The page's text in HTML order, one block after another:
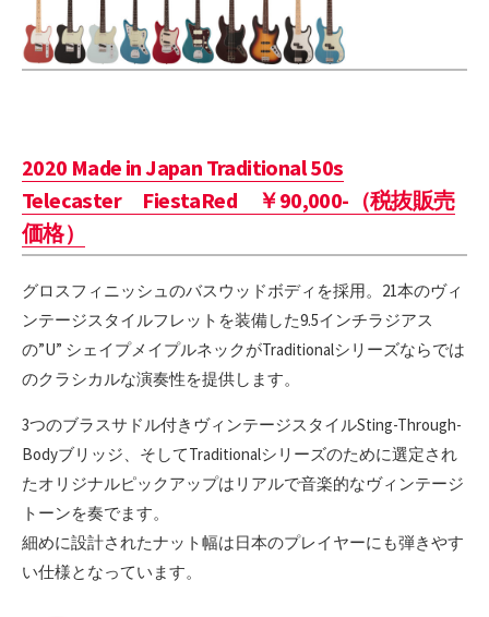
2020 Made in Japan Traditional 50s
Telecaster FiestaRed ￥90,000-（税抜販売
価格）
グロスフィニッシュのバスウッドボディを採用。21本のヴィ
ンテージスタイルフレットを装備した9.5インチラジアス
の”U” シェイプメイプルネックがTraditionalシリーズならでは
のクラシカルな演奏性を提供します。
3つのブラスサドル付きヴィンテージスタイルSting-Through-
Bodyブリッジ、そしてTraditionalシリーズのために選定され
たオリジナルピックアップはリアルで音楽的なヴィンテージ
トーンを奏でます。
細めに設計されたナット幅は日本のプレイヤーにも弾きやす
い仕様となっています。